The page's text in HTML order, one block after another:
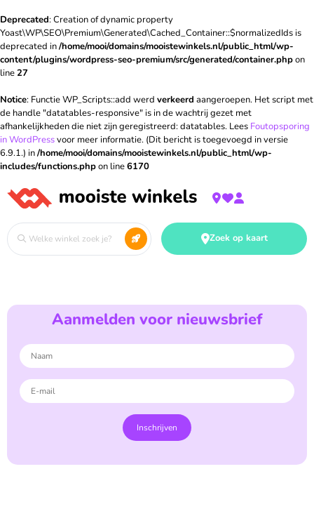
Deprecated: Creation of dynamic property
Yoast\WP\SEO\Premium\Generated\Cached_Container::$normalizedIds is
deprecated in/home/mooi/domains/mooistewinkels.nl/public_html/wp-
content/plugins/wordpress-seo-premium/src/generated/container.phpon
line27
Notice: Functie WP_Scripts::add werd verkeerd aangeroepen. Het script met
de handle "datatables-responsive" is in de wachtrij gezet met
afhankelijkheden die niet zijn geregistreerd: datatables. Lees Foutopsporing
in WordPressvoor meer informatie. (Dit bericht is toegevoegd in versie
6.9.1.) in/home/mooi/domains/mooistewinkels.nl/public_html/wp-
includes/functions.phpon line6170
Zoek op kaart
Aanmelden voor nieuwsbrief
Inschrijven